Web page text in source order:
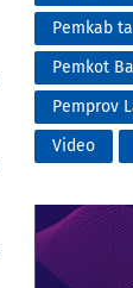
Pemkab
Pemkot
Pemprov
Video